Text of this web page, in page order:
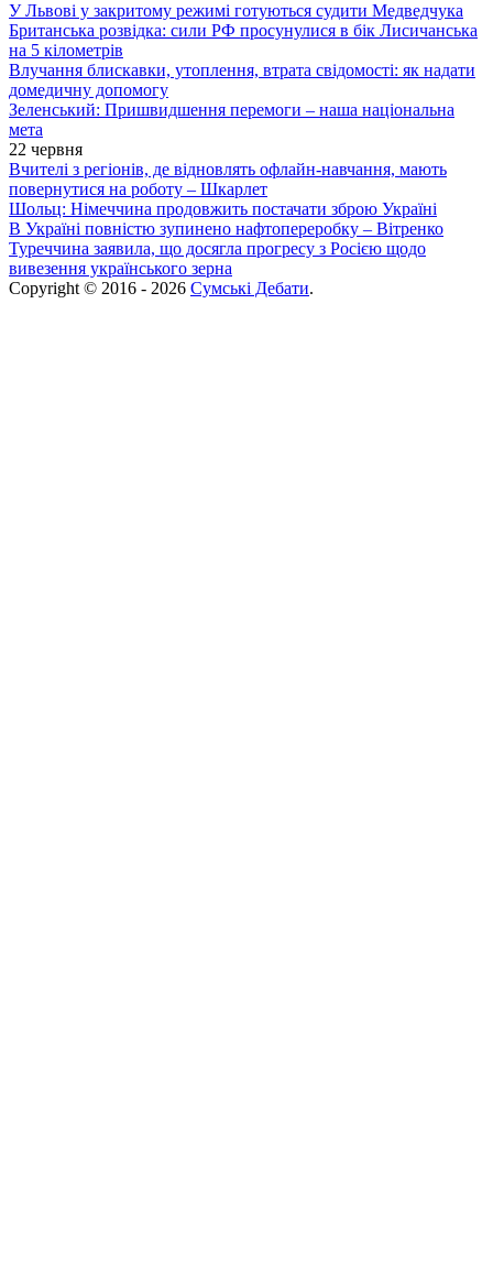
У Львові у закритому режимі готуються судити Медведчука
Британська розвідка: сили РФ просунулися в бік Лисичанська
на 5 кілометрів
Влучання блискавки, утоплення, втрата свідомості: як надати
домедичну допомогу
Зеленський: Пришвидшення перемоги – наша національна
мета
22 червня
Вчителі з регіонів, де відновлять офлайн-навчання, мають
повернутися на роботу – Шкарлет
Шольц: Німеччина продовжить постачати зброю Україні
В Україні повністю зупинено нафтопереробку – Вітренко
Туреччина заявила, що досягла прогресу з Росією щодо
вивезення українського зерна
Copyright © 2016 - 2026 Сумські Дебати.